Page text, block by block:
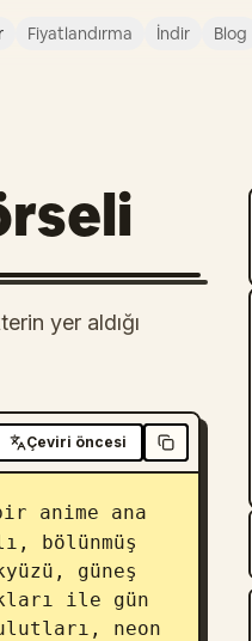
Fiyatlandırma İndir Blog
yer aldığı
Çeviri öncesi
anime ana
bölünmüş
güneş
ile gün
neon